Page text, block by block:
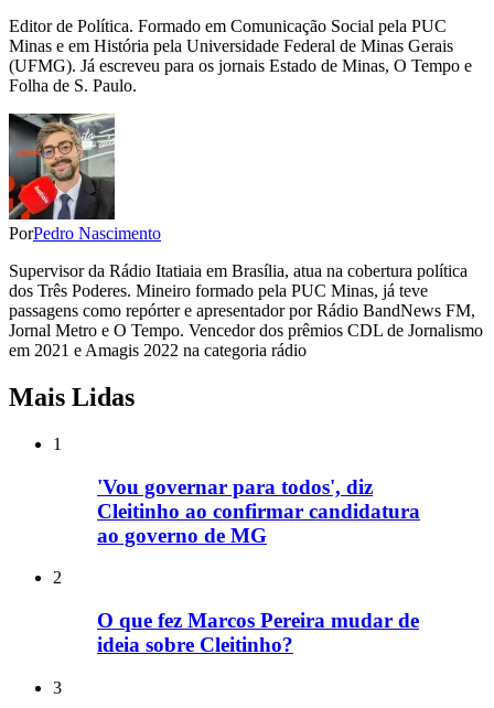
Editor de Política. Formado em Comunicação Social pela PUC
Minas e em História pela Universidade Federal de Minas Gerais
(UFMG). Já escreveu para os jornais Estado de Minas, O Tempo e
Folha de S. Paulo.
PorPedro Nascimento
Supervisor da Rádio Itatiaia em Brasília, atua na cobertura política
dos Três Poderes. Mineiro formado pela PUC Minas, já teve
passagens como repórter e apresentador por Rádio BandNews FM,
Jornal Metro e O Tempo. Vencedor dos prêmios CDL de Jornalismo
em 2021 e Amagis 2022 na categoria rádio
Mais Lidas
1
'Vou governar para todos', diz
Cleitinho ao confirmar candidatura
ao governo de MG
2
O que fez Marcos Pereira mudar de
ideia sobre Cleitinho?
3